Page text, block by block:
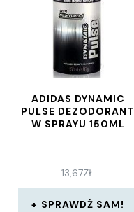
ADIDAS DYNAMIC
PULSE DEZODORANT
W SPRAYU 150ML
13,67ZŁ
SPRAWDŹ SAM!